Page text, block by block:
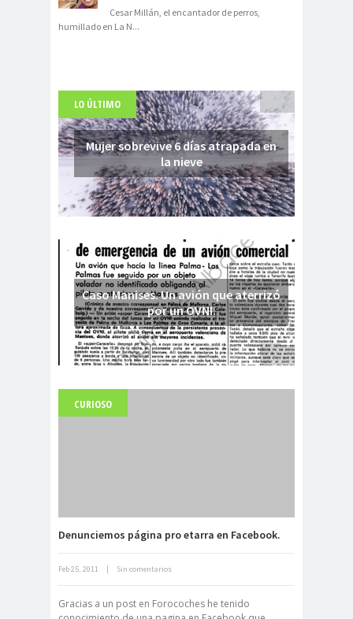
Cesar Millán, el encantador de perros,
humillado en La N...
LO ÚLTIMO
Mujer sobrevive 6 días atrapada en
la nieve
Caso Manises. Un avión que aterrizó
por un OVNI.
ciencia para triunfar en el comercio
CURIOSO
Denunciemos página pro etarra en Facebook.
Feb 25, 2011 Sin comentarios
Gracias a un post en Forocoches he tenido